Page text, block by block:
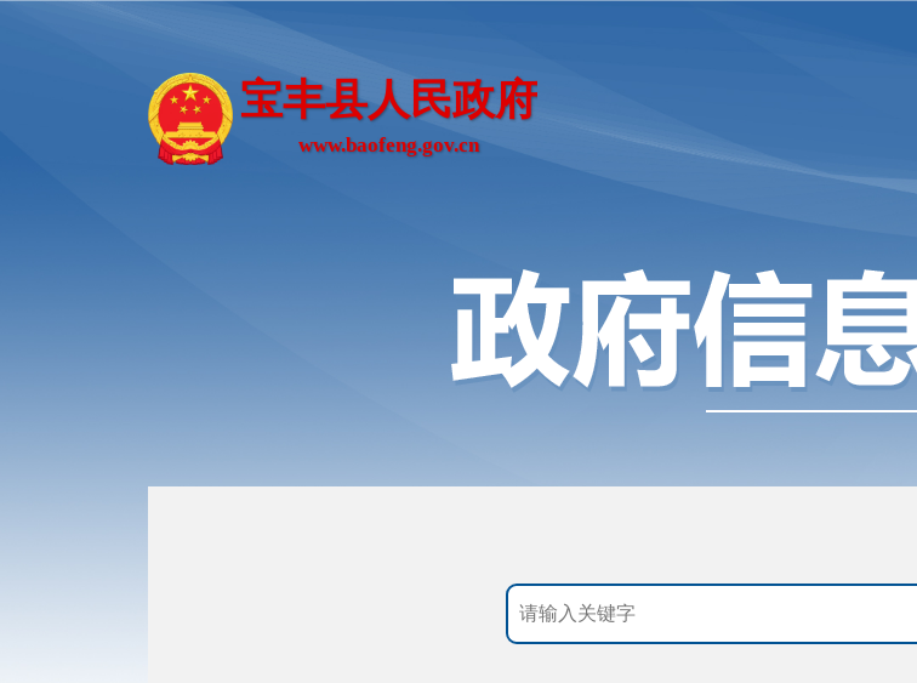
宝丰县人民政府
www.baofeng.gov.cn